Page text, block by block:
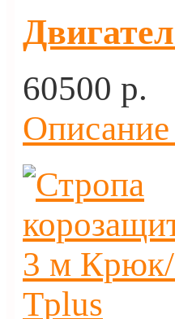
60500 p.
Описание